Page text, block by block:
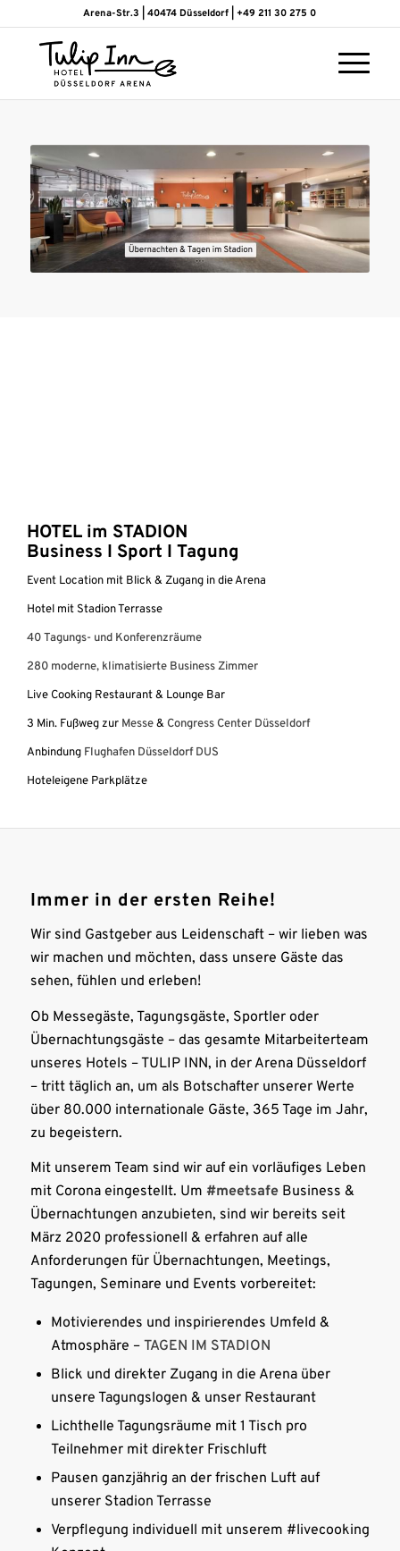
Arena-Str.3 | 40474 Düsseldorf | +49 211 30 275 0
HOTEL im STADION
Business I Sport I Tagung
Event Location mit Blick & Zugang in die Arena
Hotel mit Stadion Terrasse
40 Tagungs- und Konferenzräume
280 moderne, klimatisierte Business Zimmer
Live Cooking Restaurant & Lounge Bar
3 Min. Fußweg zur Messe&Congress Center Düsseldorf
Anbindung Flughafen Düsseldorf DUS
Hoteleigene Parkplätze
Immer in der ersten Reihe!
Wir sind Gastgeber aus Leidenschaft – wir lieben was
wir machen und möchten, dass unsere Gäste das
sehen, fühlen und erleben!
Ob Messegäste, Tagungsgäste, Sportler oder
Übernachtungsgäste – das gesamte Mitarbeiterteam
unseres Hotels – TULIP INN, in der Arena Düsseldorf
– tritt täglich an, um als Botschafter unserer Werte
über 80.000 internationale Gäste, 365 Tage im Jahr,
zu begeistern.
Mit unserem Team sind wir auf ein vorläufiges Leben
mit Corona eingestellt. Um #meetsafeBusiness &
Übernachtungen anzubieten, sind wir bereits seit
März 2020 professionell & erfahren auf alle
Anforderungen für Übernachtungen, Meetings,
Tagungen, Seminare und Events vorbereitet:
Motivierendes und inspirierendes Umfeld &
Atmosphäre – TAGEN IM STADION
Blick und direkter Zugang in die Arena über
unsere Tagungslogen & unser Restaurant
Lichthelle Tagungsräume mit 1 Tisch pro
Teilnehmer mit direkter Frischluft
Pausen ganzjährig an der frischen Luft auf
unserer Stadion Terrasse
Verpflegung individuell mit unserem #livecooking